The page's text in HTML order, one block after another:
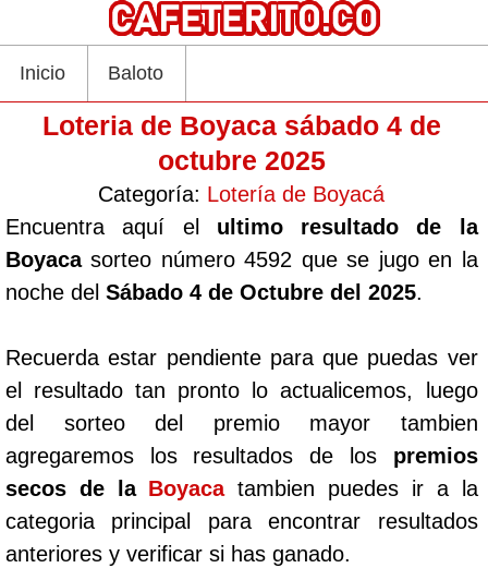
Inicio Baloto
Loteria de Boyaca sábado 4 de
octubre 2025
Categoría: Lotería de Boyacá
Encuentra aquí el ultimo resultado de la
Boyacasorteo número 4592 que se jugo en la
noche del Sábado 4 de Octubre del 2025.
Recuerda estar pendiente para que puedas ver
el resultado tan pronto lo actualicemos, luego
del sorteo del premio mayor tambien
agregaremos los resultados de los premios
secos de la Boyacatambien puedes ir a la
categoria principal para encontrar resultados
anteriores y verificar si has ganado.